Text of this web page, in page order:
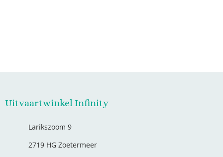
Uitvaartwinkel Infinity
Larikszoom 9
2719 HG Zoetermeer